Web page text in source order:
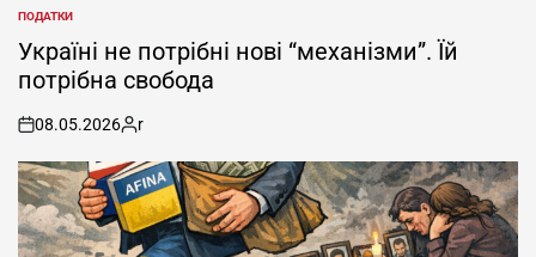
POSTED
IN
ПОДАТКИ
Україні не потрібні нові “механізми”. Їй
потрібна свобода
on
08.05.2026
Posted
by
r